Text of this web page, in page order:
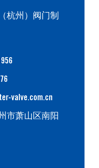
杭州）阀门制
valve.com.cn
市萧山区南阳